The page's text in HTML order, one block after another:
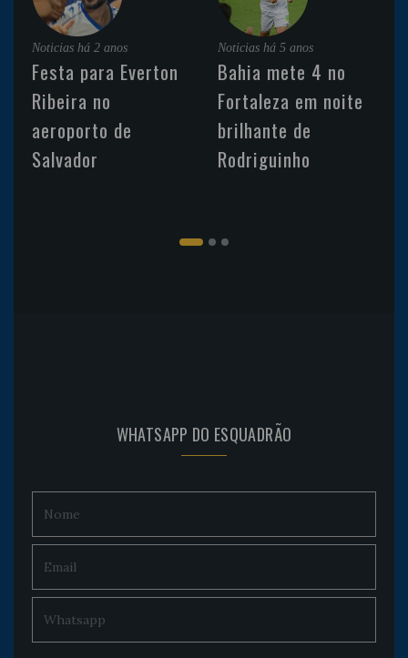
Noticias há 2 anos
Festa para Everton
Ribeira no
aeroporto de
Salvador
Noticias há 5 anos
Bahia mete 4 no
Fortaleza em noite
brilhante de
Rodriguinho
WHATSAPP DO ESQUADRÃO